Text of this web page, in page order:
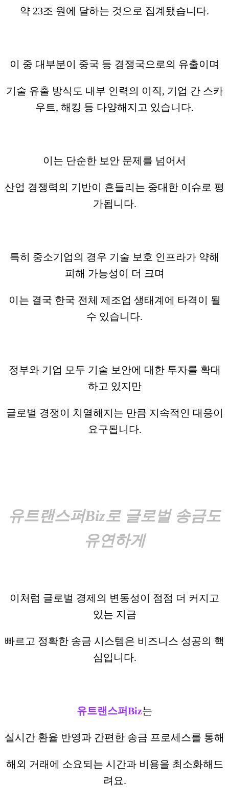
약 23조 원에 달하는 것으로 집계됐습니다.
이 중 대부분이 중국 등 경쟁국으로의 유출이며
기술 유출 방식도 내부 인력의 이직, 기업 간 스카
우트, 해킹 등 다양해지고 있습니다.
이는 단순한 보안 문제를 넘어서
산업 경쟁력의 기반이 흔들리는 중대한 이슈로 평
가됩니다.
특히 중소기업의 경우 기술 보호 인프라가 약해
피해 가능성이 더 크며
이는 결국 한국 전체 제조업 생태계에 타격이 될
수 있습니다.
정부와 기업 모두 기술 보안에 대한 투자를 확대
하고 있지만
글로벌 경쟁이 치열해지는 만큼 지속적인 대응이
요구됩니다.
유트랜스퍼Biz로 글로벌 송금도
유연하게
이처럼 글로벌 경제의 변동성이 점점 더 커지고
있는 지금
빠르고 정확한 송금 시스템은 비즈니스 성공의 핵
심입니다.
유트랜스퍼Biz는
실시간 환율 반영과 간편한 송금 프로세스를 통해
해외 거래에 소요되는 시간과 비용을 최소화해드
려요.